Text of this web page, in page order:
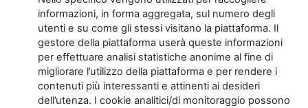
informazioni, in forma aggregata, sul numero degli
utenti e su come gli stessi visitano la piattaforma. Il
gestore della piattaforma userà queste informazioni
per effettuare analisi statistiche anonime al fine di
migliorare l’utilizzo della piattaforma e per rendere i
contenuti più interessanti e attinenti ai desideri
dell’utenza. I cookie analitici/di monitoraggio possono